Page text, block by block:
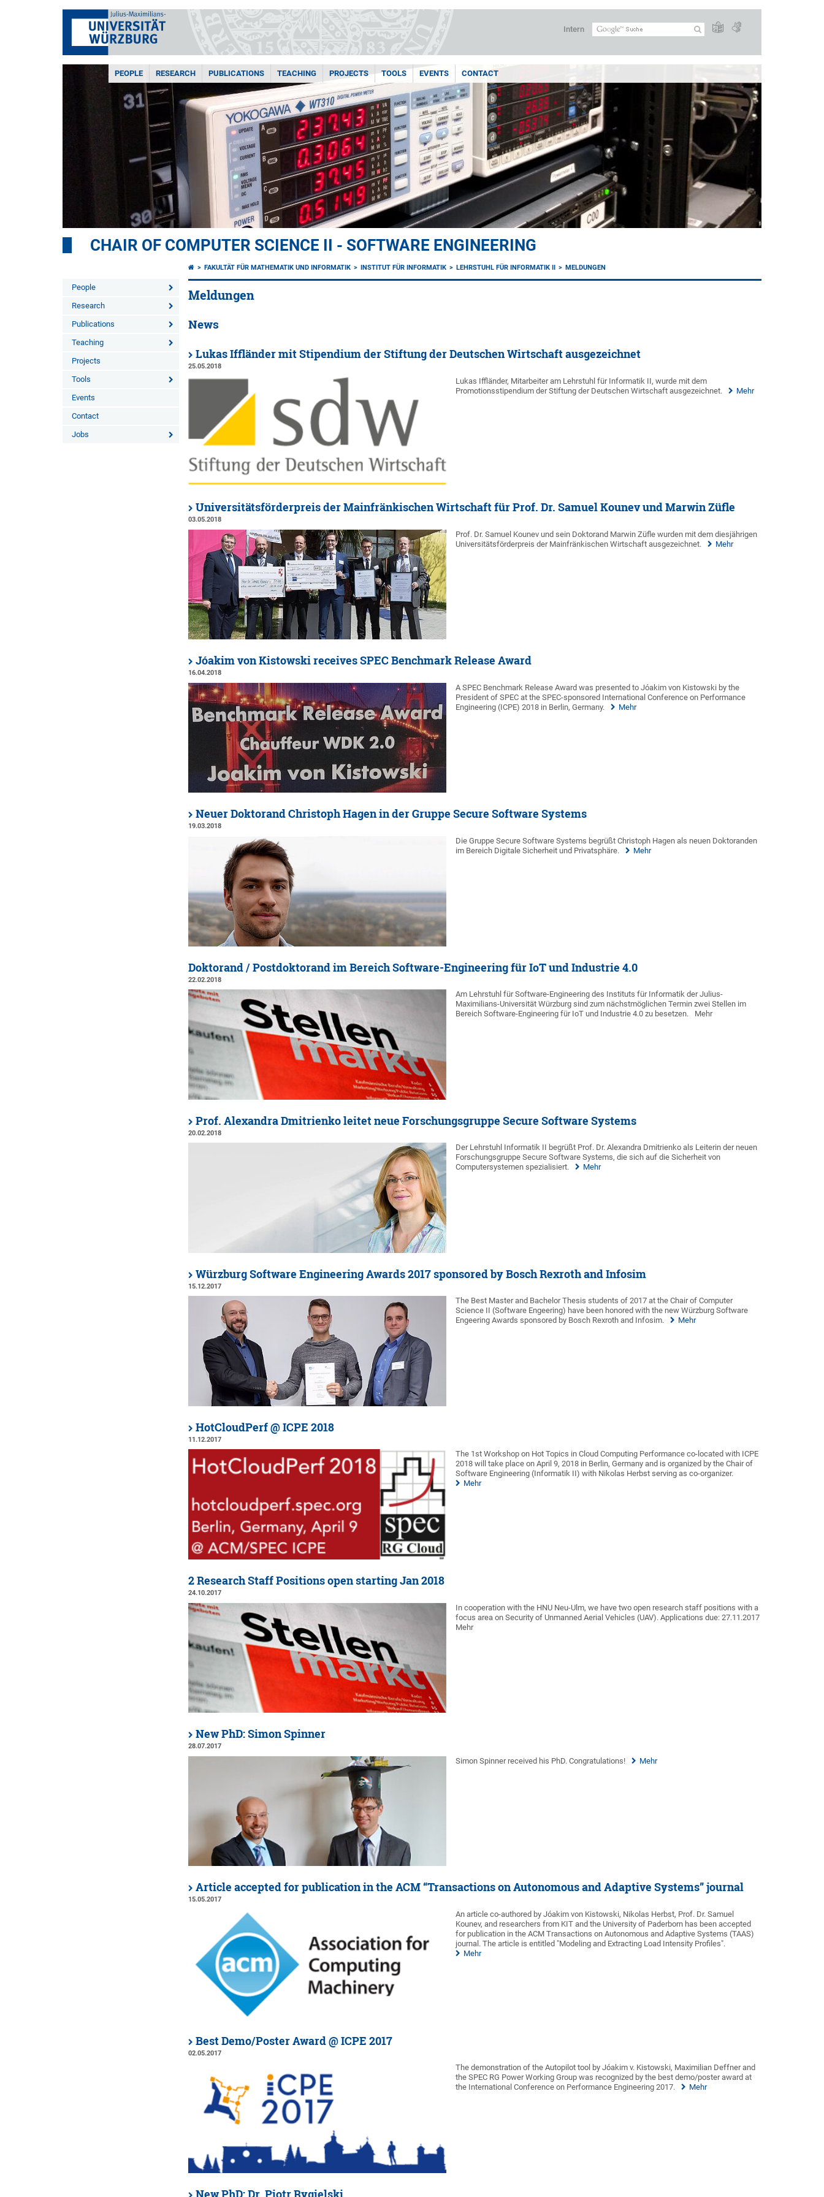
Intern
PEOPLE RESEARCH PUBLICATIONS TEACHING PROJECTS TOOLS EVENTS CONTACT
CHAIR OF COMPUTER SCIENCE II - SOFTWARE ENGINEERING
People
Research
Publications
Teaching
Projects
Tools
Events
Contact
Jobs
FAKULTÄT FÜR MATHEMATIK UND INFORMATIK INSTITUT FÜR INFORMATIK LEHRSTUHL FÜR INFORMATIK II MELDUNGEN
Meldungen
News
Lukas Iffländer mit Stipendium der Stiftung der Deutschen Wirtschaft ausgezeichnet
25.05.2018
Lukas Iffländer, Mitarbeiter am Lehrstuhl für Informatik II, wurde mit dem
Promotionsstipendium der Stiftung der Deutschen Wirtschaft ausgezeichnet.
Mehr
Universitätsförderpreis der Mainfränkischen Wirtschaft für Prof. Dr. Samuel Kounev und Marwin Züfle
03.05.2018
Prof. Dr. Samuel Kounev und sein Doktorand Marwin Züfle wurden mit dem diesjährigen
Universitätsförderpreis der Mainfränkischen Wirtschaft ausgezeichnet.
Mehr
Jóakim von Kistowski receives SPEC Benchmark Release Award
16.04.2018
A SPEC Benchmark Release Award was presented to Jóakim von Kistowski by the
President of SPEC at the SPEC-sponsored International Conference on Performance
Engineering (ICPE) 2018 in Berlin, Germany.
Mehr
Neuer Doktorand Christoph Hagen in der Gruppe Secure Software Systems
19.03.2018
Die Gruppe Secure Software Systems begrüßt Christoph Hagen als neuen Doktoranden
im Bereich Digitale Sicherheit und Privatsphäre.
Mehr
Doktorand / Postdoktorand im Bereich Software-Engineering für IoT und Industrie 4.0
22.02.2018
Am Lehrstuhl für Software-Engineering des Instituts für Informatik der Julius-
Maximilians-Universität Würzburg sind zum nächstmöglichen Termin zwei Stellen im
Bereich Software-Engineering für IoT und Industrie 4.0 zu besetzen.
Mehr
Prof. Alexandra Dmitrienko leitet neue Forschungsgruppe Secure Software Systems
20.02.2018
Der Lehrstuhl Informatik II begrüßt Prof. Dr. Alexandra Dmitrienko als Leiterin der neuen
Forschungsgruppe Secure Software Systems, die sich auf die Sicherheit von
Computersystemen spezialisiert.
Mehr
Würzburg Software Engineering Awards 2017 sponsored by Bosch Rexroth and Infosim
15.12.2017
The Best Master and Bachelor Thesis students of 2017 at the Chair of Computer
Science II (Software Engeering) have been honored with the new Würzburg Software
Engeering Awards sponsored by Bosch Rexroth and Infosim.
Mehr
HotCloudPerf @ ICPE 2018
11.12.2017
The 1st Workshop on Hot Topics in Cloud Computing Performance co-located with ICPE
2018 will take place on April 9, 2018 in Berlin, Germany and is organized by the Chair of
Software Engineering (Informatik II) with Nikolas Herbst serving as co-organizer.
Mehr
2 Research Staff Positions open starting Jan 2018
24.10.2017
In cooperation with the HNU Neu-Ulm, we have two open research staff positions with a
focus area on Security of Unmanned Aerial Vehicles (UAV). Applications due: 27.11.2017
Mehr
New PhD: Simon Spinner
28.07.2017
Simon Spinner received his PhD. Congratulations! Mehr
Article accepted for publication in the ACM “Transactions on Autonomous and Adaptive Systems” journal
15.05.2017
An article co-authored by Jóakim von Kistowski, Nikolas Herbst, Prof. Dr. Samuel
Kounev, and researchers from KIT and the University of Paderborn has been accepted
for publication in the ACM Transactions on Autonomous and Adaptive Systems (TAAS)
journal. The article is entitled "Modeling and Extracting Load Intensity Profiles".
Mehr
Best Demo/Poster Award @ ICPE 2017
02.05.2017
The demonstration of the Autopilot tool by Jóakim v. Kistowski, Maximilian Deffner and
the SPEC RG Power Working Group was recognized by the best demo/poster award at
the International Conference on Performance Engineering 2017.
Mehr
New PhD: Dr. Piotr Rygielski